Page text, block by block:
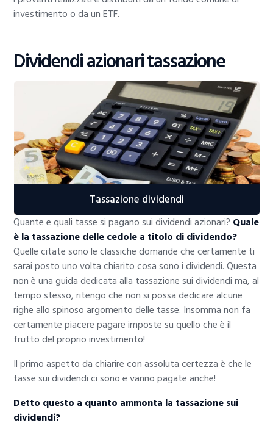
investimento o da un ETF.
Dividendi azionari tassazione
Tassazione dividendi
Quante e quali tasse si pagano sui dividendi azionari? Quale
è la tassazione delle cedole a titolo di dividendo?
Quelle citate sono le classiche domande che certamente ti
sarai posto uno volta chiarito cosa sono i dividendi. Questa
non è una guida dedicata alla tassazione sui dividendi ma, al
tempo stesso, ritengo che non si possa dedicare alcune
righe allo spinoso argomento delle tasse. Insomma non fa
certamente piacere pagare imposte su quello che è il
frutto del proprio investimento!
Il primo aspetto da chiarire con assoluta certezza è che le
tasse sui dividendi ci sono e vanno pagate anche!
Detto questo a quanto ammonta la tassazione sui
dividendi?